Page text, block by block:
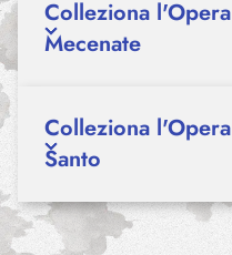
Colleziona
Mecenate
Colleziona
Santo